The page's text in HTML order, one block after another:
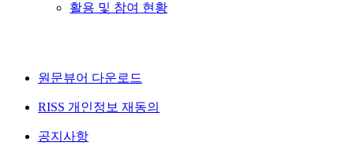
활용 및 참여 현황
원문뷰어 다운로드
RISS 개인정보 재동의
공지사항